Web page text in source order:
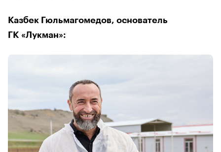
Казбек Гюльмагомедов, основатель
ГК «Лукман»: